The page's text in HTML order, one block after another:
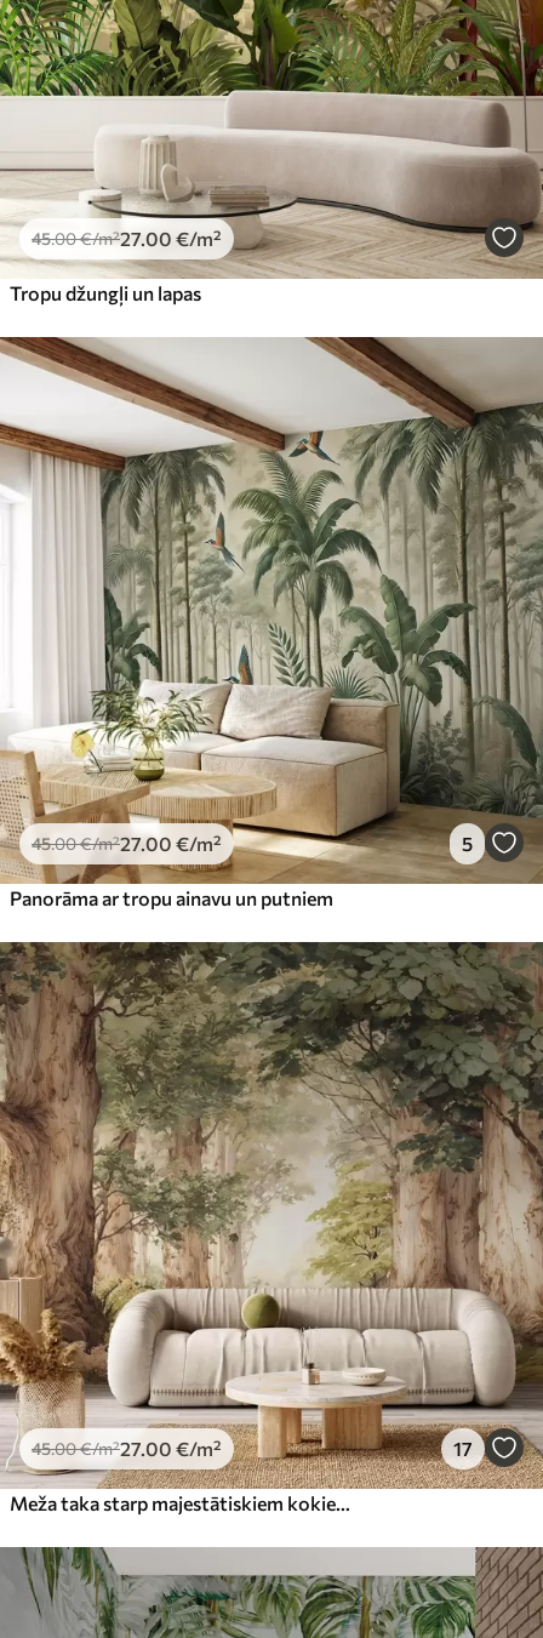
56.6734.00€ /m²
Premium vinils
Peel and Stick
81 .65 48.99€/m²
45.00€/m²27 .00 €/m²
Tropu džungļi un lapas
45.00€/m²27.00 €/m² 5
Panorāma ar tropu ainavu un putniem
45.00€/m²27 .00 €/m² 17